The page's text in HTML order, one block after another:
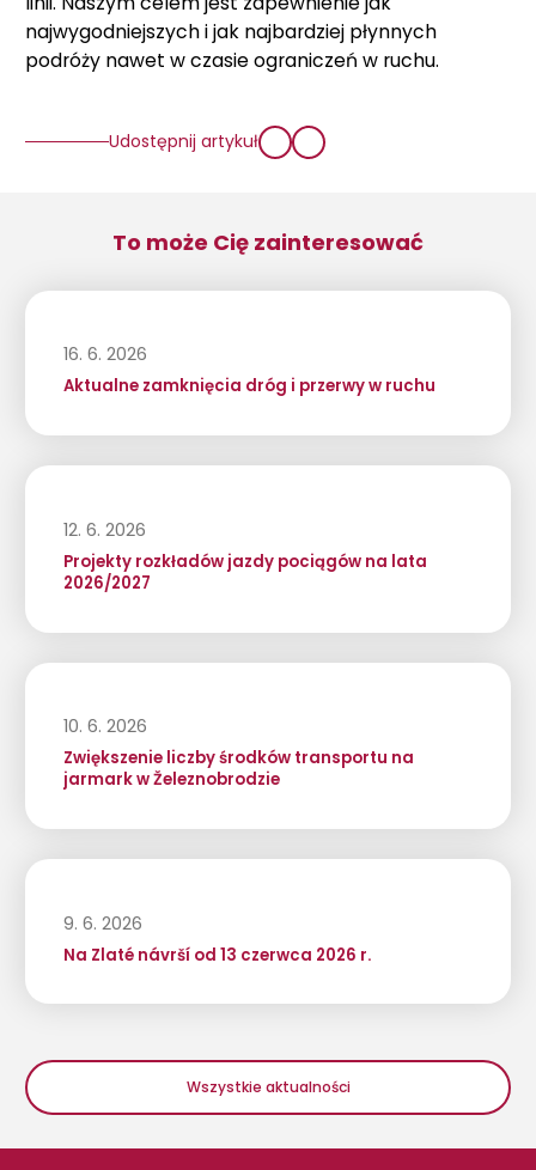
najwygodniejszych i jak najbardziej płynnych
podróży nawet w czasie ograniczeń w ruchu.
Udostępnij artykuł
To może Cię zainteresować
16. 6. 2026
Aktualne zamknięcia dróg i przerwy w ruchu
12. 6. 2026
Projekty rozkładów jazdy pociągów na lata
2026/2027
10. 6. 2026
Zwiększenie liczby środków transportu na
jarmark w Železnobrodzie
9. 6. 2026
Na Zlaté návrší od 13 czerwca 2026 r.
Wszystkie aktualności